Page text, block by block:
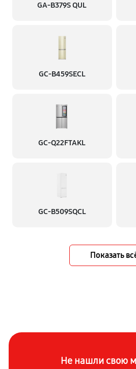
GA-B379S QUL
GC-B459SECL
GC-Q22FTAKL
GC-B509SQCL
Показать
Не нашли свою